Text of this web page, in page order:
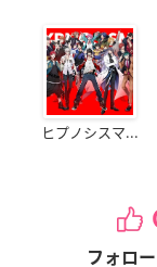
ヒプノシスマ...
フォロ